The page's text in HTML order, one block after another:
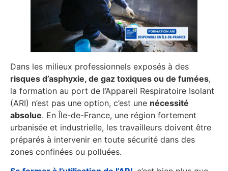
Dans les milieux professionnels exposés à des
risques d’asphyxie, de gaz toxiques ou de fumées,
la formation au port de l’Appareil Respiratoire Isolant
(ARI) n’est pas une option, c’est une nécessité
absolue. En Île-de-France, une région fortement
urbanisée et industrielle, les travailleurs doivent être
préparés à intervenir en toute sécurité dans des
zones confinées ou polluées.